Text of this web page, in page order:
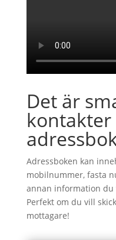
Det är
kontakter
Adressboken kan
mobilnummer, fasta
annan information du
Perfekt om du vill
mottagare!